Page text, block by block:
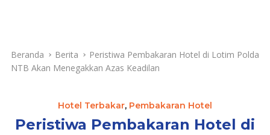
Beranda Berita
Peristiwa Pembakaran Hotel di Lotim Polda
NTB Akan Menegakkan Azas Keadilan
Hotel Terbakar, Pembakaran Hotel
Peristiwa Pembakaran Hotel di